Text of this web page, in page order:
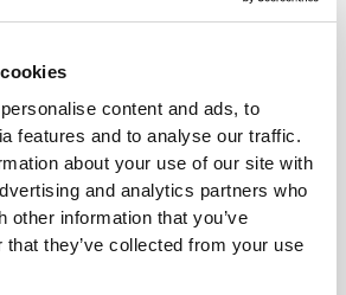
content and ads, to
features and to analyse our traffic.
about your use of our site with
and analytics partners who
other information that you’ve
that they’ve collected from your use
Κολλαγόνο + Μαγνήσιο 90